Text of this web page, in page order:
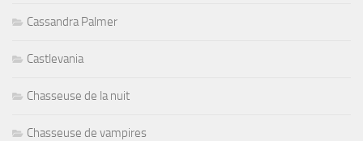
Cassandra Palmer
Castlevania
Chasseuse de la nuit
Chasseuse de vampires